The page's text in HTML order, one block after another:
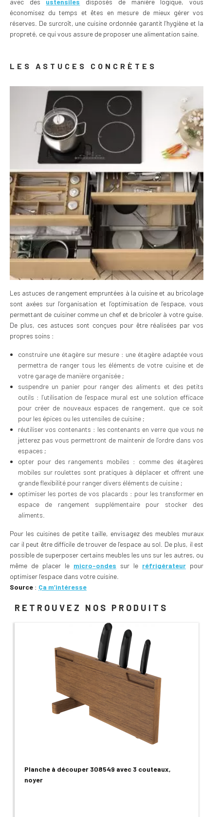
avec des ustensiles disposés de manière logique, vous
économisez du temps et êtes en mesure de mieux gérer vos
réserves. De surcroît, une cuisine ordonnée garantit l’hygiène et la
propreté, ce qui vous assure de proposer une alimentation saine.
LES ASTUCES CONCRÈTES
Les astuces de rangement empruntées à la cuisine et au bricolage
sont axées sur l’organisation et l’optimisation de l’espace, vous
permettant de cuisiner comme un chef et de bricoler à votre guise.
De plus, ces astuces sont conçues pour être réalisées par vos
propres soins :
construire une étagère sur mesure : une étagère adaptée vous
permettra de ranger tous les éléments de votre cuisine et de
votre garage de manière organisée ;
suspendre un panier pour ranger des aliments et des petits
outils : l’utilisation de l’espace mural est une solution efficace
pour créer de nouveaux espaces de rangement, que ce soit
pour les épices ou les ustensiles de cuisine ;
réutiliser vos contenants : les contenants en verre que vous ne
jetterez pas vous permettront de maintenir de l’ordre dans vos
espaces ;
opter pour des rangements mobiles : comme des étagères
mobiles sur roulettes sont pratiques à déplacer et offrent une
grande flexibilité pour ranger divers éléments de cuisine ;
optimiser les portes de vos placards : pour les transformer en
espace de rangement supplémentaire pour stocker des
aliments.
Pour les cuisines de petite taille, envisagez des meubles muraux
car il peut être difficile de trouver de l’espace au sol. De plus, il est
possible de superposer certains meubles les uns sur les autres, ou
même de placer le micro-ondes sur le réfrigérateur pour
optimiser l’espace dans votre cuisine.
Source : Ça m’intéresse
RETROUVEZ NOS PRODUITS
Planche à découper 308549 avec 3 couteaux,
noyer